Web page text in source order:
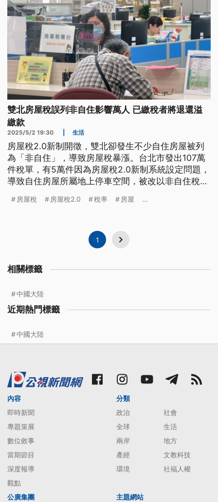
雙北房屋稅誤列非自住影響萬人 已繳稅者將退還溢
繳款
2025/5/2 19:30 生活
房屋稅2.0新制開徵，雙北卻發生不少自住房屋被列
為「非自住」，導致房屋稅暴漲。台北市發出107萬
件稅單，有5萬件因為房屋稅2.0新制系統設定問題，
導致自住房屋所屬地上停車空間，被改以非自住稅率
1000件得重寄。目前雙北都將盡速重印稅單，民眾
房屋稅 房屋稅2.0 稅率 房屋 ...
1
相關標籤
中國大陸
近期熱門標籤
中國大陸
內容
即時新聞
專題策展
數位敘事
當期節目
深度報導
觀點
分類
政治
社會
全球
生活
兩岸
地方
產經
文教科技
環境
社福人權
公廣集團 主題網站